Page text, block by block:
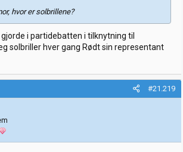
hvor er solbrillene?
i partidebatten i tilknytning til
solbriller hver gang Rødt sin representant
#21.219